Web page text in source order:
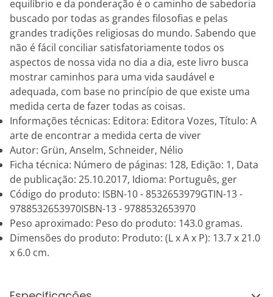
equilíbrio e da ponderação é o caminho de sabedoria
buscado por todas as grandes filosofias e pelas
grandes tradições religiosas do mundo. Sabendo que
não é fácil conciliar satisfatoriamente todos os
aspectos de nossa vida no dia a dia, este livro busca
mostrar caminhos para uma vida saudável e
adequada, com base no princípio de que existe uma
medida certa de fazer todas as coisas.
Informações técnicas: Editora: Editora Vozes, Título: A
arte de encontrar a medida certa de viver
Autor: Grün, Anselm, Schneider, Nélio
Ficha técnica: Número de páginas: 128, Edição: 1, Data
de publicação: 25.10.2017, Idioma: Português, ger
Código do produto: ISBN-10 - 8532653979GTIN-13 -
9788532653970ISBN-13 - 9788532653970
Peso aproximado: Peso do produto: 143.0 gramas.
Dimensões do produto: Produto: (L x A x P): 13.7 x 21.0
x 6.0 cm.